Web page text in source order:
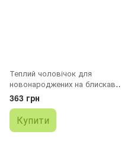
Теплий чоловічок для
новонароджених на блискавці
MILK
363 грн
Купити